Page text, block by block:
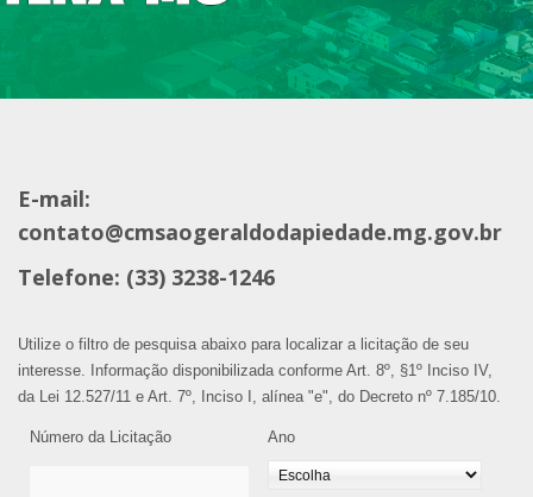
E-mail:
contato@cmsaogeraldodapiedade.mg.gov.br
Telefone: (33) 3238-1246
Utilize o filtro de pesquisa abaixo para localizar a licitação de seu
interesse. Informação disponibilizada conforme Art. 8º, §1º Inciso IV,
da Lei 12.527/11 e Art. 7º, Inciso I, alínea "e", do Decreto nº 7.185/10.
Número da Licitação Ano